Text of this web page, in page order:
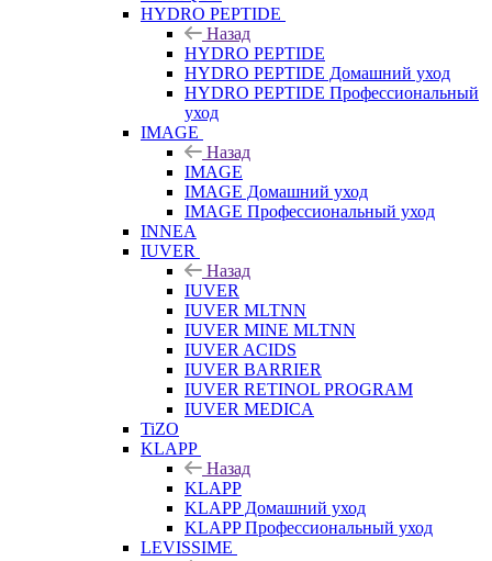
HYDRO PEPTIDE
Назад
HYDRO PEPTIDE
HYDRO PEPTIDE Домашний уход
HYDRO PEPTIDE Профессиональный
уход
IMAGE
Назад
IMAGE
IMAGE Домашний уход
IMAGE Профессиональный уход
INNEA
IUVER
Назад
IUVER
IUVER MLTNN
IUVER MINE MLTNN
IUVER ACIDS
IUVER BARRIER
IUVER RETINOL PROGRAM
IUVER MEDICA
TiZO
KLAPP
Назад
KLAPP
KLAPP Домашний уход
KLAPP Профессиональный уход
LEVISSIME